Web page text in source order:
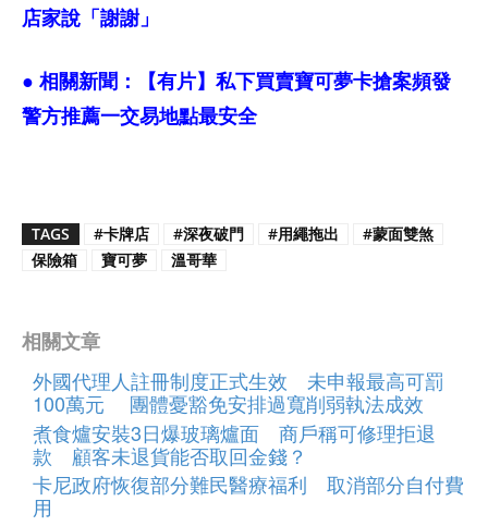
店家說「謝謝」
● 相關新聞：
【有片】私下買賣寶可夢卡搶案頻發
警方推薦一交易地點最安全
TAGS #卡牌店 #深夜破門 #用繩拖出
#蒙面雙煞
保險箱
寶可夢 溫哥華
相關文章
外國代理人註冊制度正式生效 未申報最高可罰
100萬元 團體憂豁免安排過寬削弱執法成效
煮食爐安裝3日爆玻璃爐面 商戶稱可修理拒退
款 顧客未退貨能否取回金錢？
卡尼政府恢復部分難民醫療福利 取消部分自付費
用